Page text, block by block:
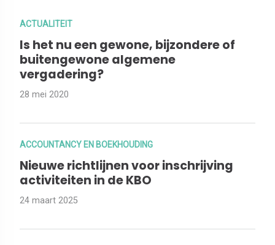
ACTUALITEIT
Is het nu een gewone, bijzondere of
buitengewone algemene
vergadering?
28 mei 2020
ACCOUNTANCY EN BOEKHOUDING
Nieuwe richtlijnen voor inschrijving
activiteiten in de KBO
24 maart 2025